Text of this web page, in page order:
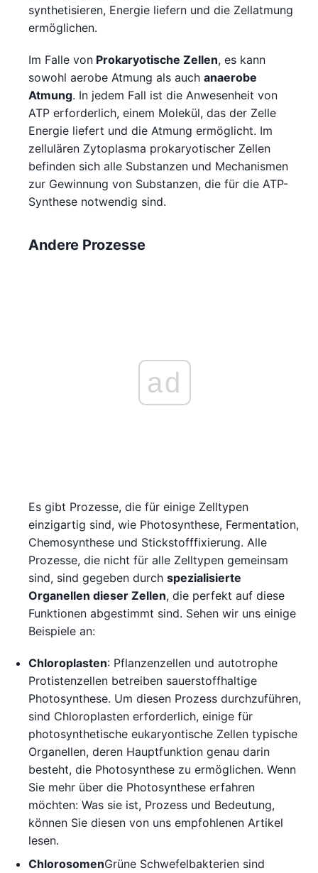
synthetisieren, Energie liefern und die Zellatmung
ermöglichen.
Im Falle von Prokaryotische Zellen, es kann
sowohl aerobe Atmung als auch anaerobe
Atmung. In jedem Fall ist die Anwesenheit von
ATP erforderlich, einem Molekül, das der Zelle
Energie liefert und die Atmung ermöglicht. Im
zellulären Zytoplasma prokaryotischer Zellen
befinden sich alle Substanzen und Mechanismen
zur Gewinnung von Substanzen, die für die ATP-
Synthese notwendig sind.
Andere Prozesse
ad
Es gibt Prozesse, die für einige Zelltypen
einzigartig sind, wie Photosynthese, Fermentation,
Chemosynthese und Stickstofffixierung. Alle
Prozesse, die nicht für alle Zelltypen gemeinsam
sind, sind gegeben durch spezialisierte
Organellen dieser Zellen, die perfekt auf diese
Funktionen abgestimmt sind. Sehen wir uns einige
Beispiele an:
Chloroplasten: Pflanzenzellen und autotrophe
Protistenzellen betreiben sauerstoffhaltige
Photosynthese. Um diesen Prozess durchzuführen,
sind Chloroplasten erforderlich, einige für
photosynthetische eukaryontische Zellen typische
Organellen, deren Hauptfunktion genau darin
besteht, die Photosynthese zu ermöglichen. Wenn
Sie mehr über die Photosynthese erfahren
möchten: Was sie ist, Prozess und Bedeutung,
können Sie diesen von uns empfohlenen Artikel
lesen.
ChlorosomenGrüne Schwefelbakterien sind